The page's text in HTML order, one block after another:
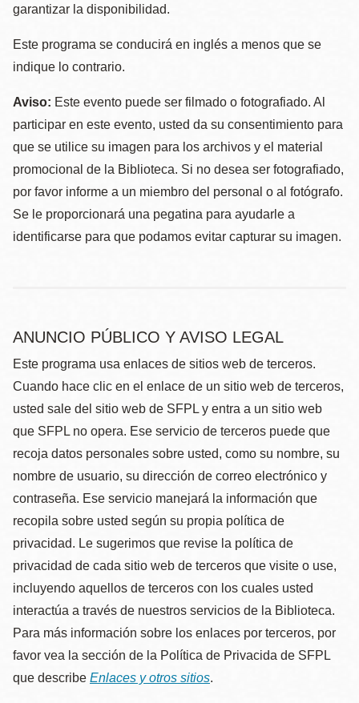
garantizar la disponibilidad.
Este programa se conducirá en inglés a menos que se
indique lo contrario.
Aviso: Este evento puede ser filmado o fotografiado. Al
participar en este evento, usted da su consentimiento para
que se utilice su imagen para los archivos y el material
promocional de la Biblioteca. Si no desea ser fotografiado,
por favor informe a un miembro del personal o al fotógrafo.
Se le proporcionará una pegatina para ayudarle a
identificarse para que podamos evitar capturar su imagen.
ANUNCIO PÚBLICO Y AVISO LEGAL
Este programa usa enlaces de sitios web de terceros.
Cuando hace clic en el enlace de un sitio web de terceros,
usted sale del sitio web de SFPL y entra a un sitio web
que SFPL no opera. Ese servicio de terceros puede que
recoja datos personales sobre usted, como su nombre, su
nombre de usuario, su dirección de correo electrónico y
contraseña. Ese servicio manejará la información que
recopila sobre usted según su propia política de
privacidad. Le sugerimos que revise la política de
privacidad de cada sitio web de terceros que visite o use,
incluyendo aquellos de terceros con los cuales usted
interactúa a través de nuestros servicios de la Biblioteca.
Para más información sobre los enlaces por terceros, por
favor vea la sección de la Política de Privacida de SFPL
que describe Enlaces y otros sitios.